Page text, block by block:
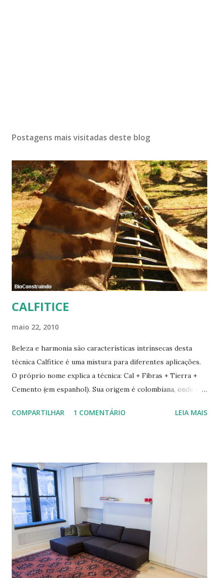
Postagens mais visitadas deste blog
CALFITICE
maio 22, 2010
Beleza e harmonia são características intrínsecas desta
técnica Calfitice é uma mistura para diferentes aplicações.
O próprio nome explica a técnica: Cal + Fibras + Tierra +
Cemento (em espanhol). Sua origem é colombiana, onde foi
especialista em Geobiologia. Diferente das misturas de
diferentes traços permite vários usos: revestimentos de
paredes (convencionais, de madeira ou de terra), relevos
artísticos, coberturas e também como estruturas. Fonte:
http://www.ecocentro.org/ Telhado em Calfitice Externo
Telhado em Calfitice Externo
COMPARTILHAR 1 COMENTÁRIO LEIA MAIS